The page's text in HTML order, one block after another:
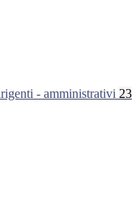
- amministrativi 23